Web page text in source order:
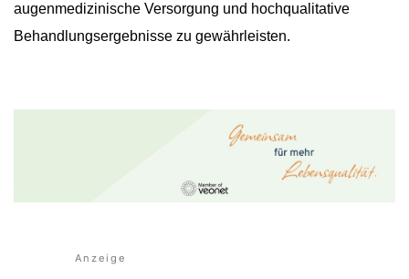
augenmedizinische Versorgung und hochqualitative
Behandlungsergebnisse zu gewährleisten.